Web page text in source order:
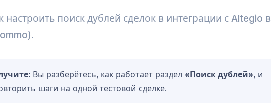
настроить поиск дублей сделок в интеграции с Altegio в
Вы разберётесь, как работает раздел «Поиск дублей», и
шаги на одной тестовой сделке.